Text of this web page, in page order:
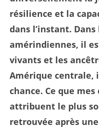
résilience et la
dans l’instant.
amérindiennes, il
vivants et les
Amérique centrale,
chance. Ce que
attribuent le plus
retrouvée après